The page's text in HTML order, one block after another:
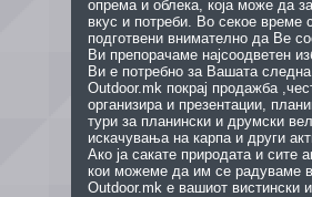
опрема и облека, која може да
вкус и потреби. Во секое време
подготвени внимателно да Ве
Ви препорачаме најсоодветен
Ви е потребно за Вашата
Outdoor.mk покрај продажба
организира и презентации,
тури за планински и друмски
искачувања на карпа и други
Ако ја сакате природата и сите
кои можеме да им се радуваме
Outdoor.mk е вашиот вистински